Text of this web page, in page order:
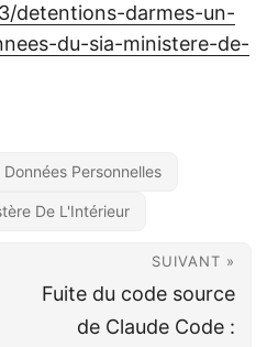
detentions-darmes-un-
du-sia-ministere-de-
Données Personnelles
De L'Intérieur
SUIVANT »
Fuite du code source
de Claude Code :